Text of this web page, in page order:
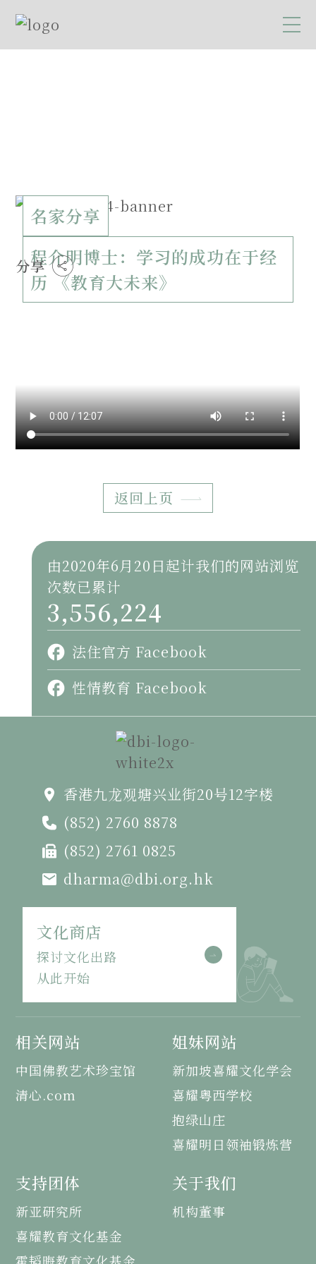
名家分享
程介明博士：学习的成功在于经
历 《教育大未来》
分享
返回上页
由2020年6月20日起计我们的网站浏览
次数已累计
3,556,224
法住官方 Facebook
性情教育 Facebook
香港九龙观塘兴业街20号12字楼
(852) 2760 8878
(852) 2761 0825
dharma@dbi.org.hk
文化商店
探讨文化出路
从此开始
相关网站
中国佛教艺术珍宝馆
清心.com
姐妹网站
新加坡喜耀文化学会
喜耀粤西学校
抱绿山庄
喜耀明日领袖锻炼营
支持团体
新亚研究所
喜耀教育文化基金
关于我们
机构董事